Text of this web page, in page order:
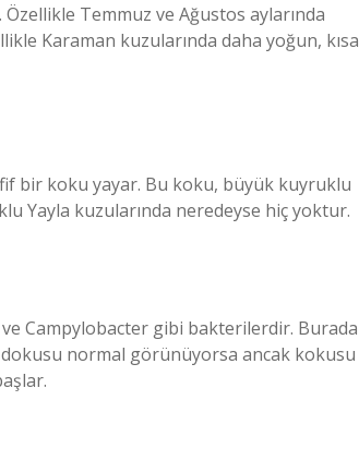
Temmuz ve Ağustos aylarında
Karaman kuzularında daha yoğun, kısa
bir koku yayar. Bu koku, büyük kuyruklu
Yayla kuzularında neredeyse hiç yoktur.
Campylobacter gibi bakterilerdir. Burada
dokusu normal görünüyorsa ancak kokusu